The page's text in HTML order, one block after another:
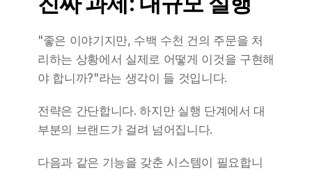
"좋은 이야기지만, 수백 수천 건의 주문을 처
리하는 상황에서 실제로 어떻게 이것을 구현해
야 합니까?"라는 생각이 들 것입니다.
전략은 간단합니다. 하지만 실행 단계에서 대
부분의 브랜드가 걸려 넘어집니다.
다음과 같은 기능을 갖춘 시스템이 필요합니